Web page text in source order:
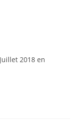
2018 en